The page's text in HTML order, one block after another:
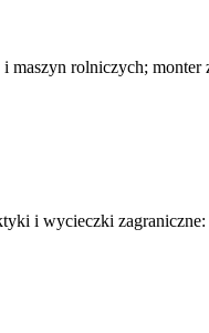
maszyn rolniczych;
i wycieczki